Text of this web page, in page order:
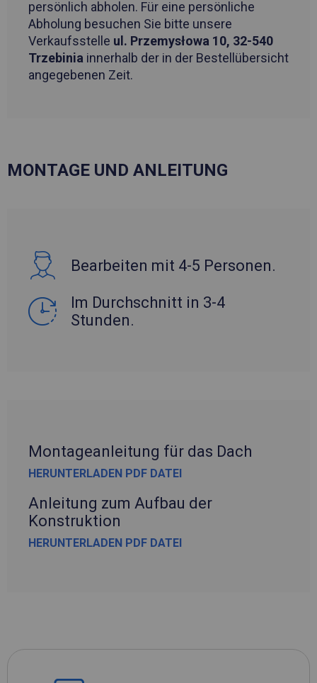
persönlich abholen. Für eine persönliche
Abholung besuchen Sie bitte unsere
Verkaufsstelle ul. Przemysłowa 10, 32-540
Trzebinia innerhalb der in der Bestellübersicht
angegebenen Zeit.
MONTAGE UND ANLEITUNG
Bearbeiten mit 4-5 Personen.
Im Durchschnitt in 3-4
Stunden.
Montageanleitung für das Dach
HERUNTERLADEN PDF DATEI
Anleitung zum Aufbau der
Konstruktion
HERUNTERLADEN PDF DATEI